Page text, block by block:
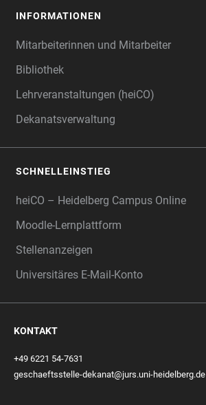
INFORMATIONEN
Mitarbeiterinnen und Mitarbeiter
Bibliothek
Lehrveranstaltungen (heiCO)
Dekanatsverwaltung
SCHNELLEINSTIEG
heiCO – Heidelberg Campus Online
Moodle-Lernplattform
Stellenanzeigen
Universitäres E-Mail-Konto
KONTAKT
+49 6221 54-7631
geschaeftsstelle-dekanat@jurs.uni-heidelberg.de